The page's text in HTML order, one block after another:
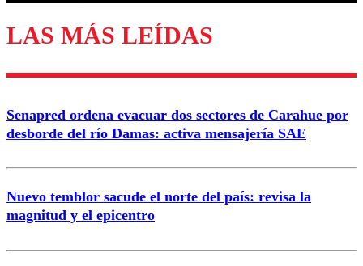
Enviar comentario
LAS MÁS LEÍDAS
Senapred ordena evacuar dos sectores de Carahue por
desborde del río Damas: activa mensajería SAE
Nuevo temblor sacude el norte del país: revisa la
magnitud y el epicentro